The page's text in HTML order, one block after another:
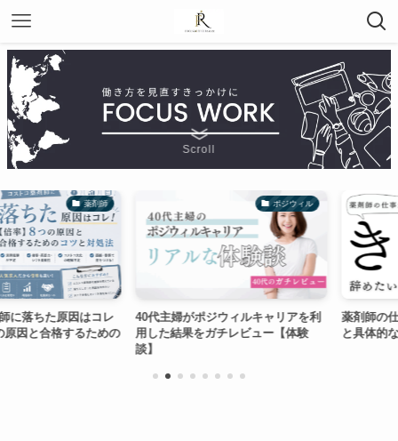
Scroll
薬剤師
た原因はコレ
合格するための
ポジウィル
40代主婦がポジウィルキャリアを利
用した結果をガチレビュー【体験
薬剤師の仕事が
と具体的な解決